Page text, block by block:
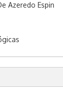
Azeredo Espin